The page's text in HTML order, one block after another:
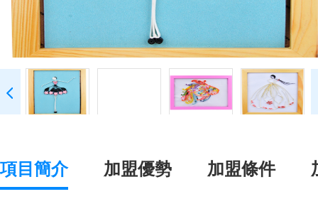
項目簡介 加盟優勢 加盟條件